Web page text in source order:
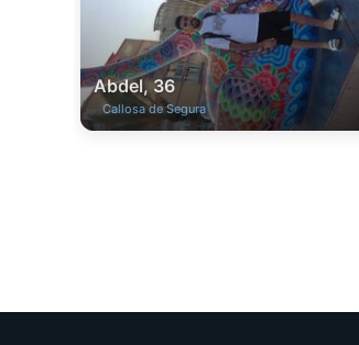
Abdel, 36
Callosa de Segura